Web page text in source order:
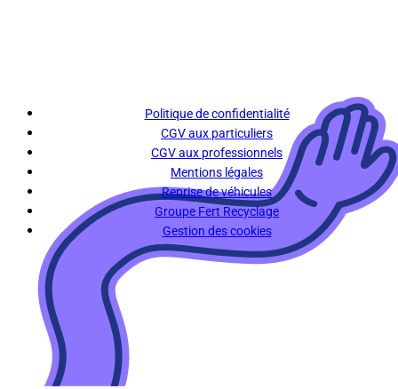
Politique de confidentialité
CGV aux particuliers
CGV aux professionnels
Mentions légales
Reprise de véhicules
Groupe Fert Recyclage
Gestion des cookies